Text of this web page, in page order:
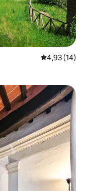
Priemerné
4,93 (14)